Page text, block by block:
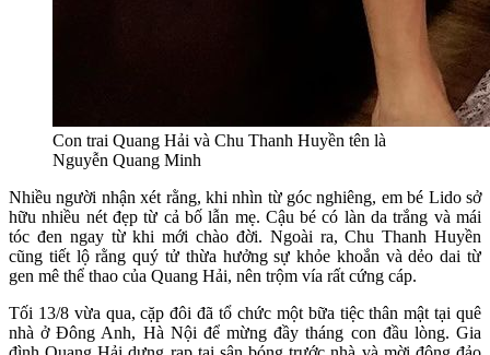
Con trai Quang Hải và Chu Thanh Huyền tên là
Nguyễn Quang Minh
Nhiều người nhận xét rằng, khi nhìn từ góc nghiêng, em bé Lido sở
hữu nhiều nét đẹp từ cả bố lẫn mẹ. Cậu bé có làn da trắng và mái
tóc đen ngay từ khi mới chào đời. Ngoài ra, Chu Thanh Huyền
cũng tiết lộ rằng quý tử thừa hưởng sự khỏe khoắn và dẻo dai từ
gen mê thể thao của Quang Hải, nên trộm vía rất cứng cáp.
Tối 13/8 vừa qua, cặp đôi đã tổ chức một bữa tiệc thân mật tại quê
nhà ở Đông Anh, Hà Nội để mừng đầy tháng con đầu lòng. Gia